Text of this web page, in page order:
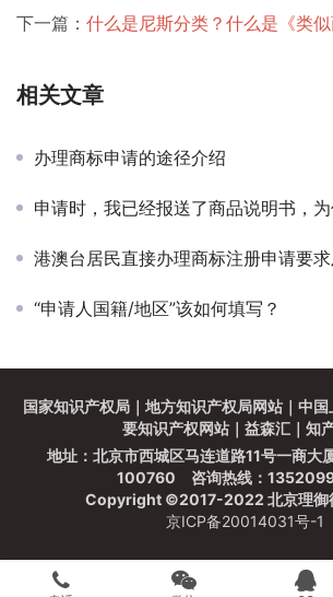
下一篇： 什么是尼斯分类？什么是《类似商
相关文章
办理商标申请的途径介绍
申请时，我已经报送了商品说明书，
港澳台居民直接办理商标注册申请要
“申请人国籍/地区”该如何填写？
国家知识产权局 地方知识产权局网站 中国
要知识产权网站
益森汇
知
地址：北京市西城区马连道路11号一商
100760 咨询热线：
Copyright ©2017-2022 北京理御
京ICP备20014031号-1